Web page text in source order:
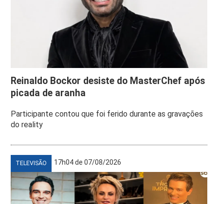
Reinaldo Bockor desiste do MasterChef após
picada de aranha
Participante contou que foi ferido durante as gravações
do reality
TELEVISÃO 17h04 de 07/08/2026